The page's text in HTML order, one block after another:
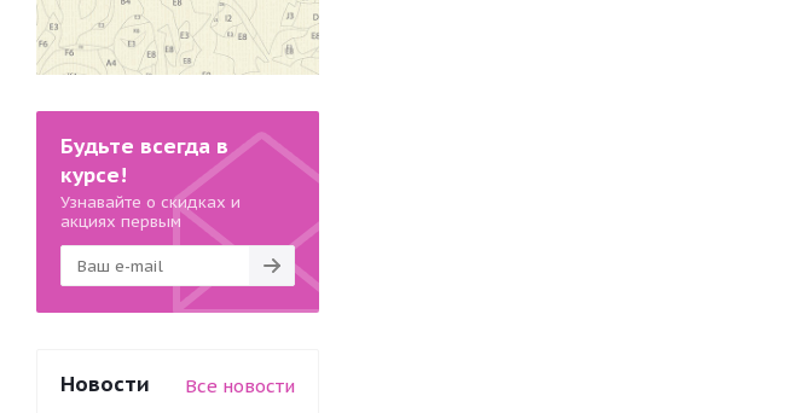
Будьте всегда в
курсе!
Узнавайте о скидках и
акциях первым
Новости Все новости